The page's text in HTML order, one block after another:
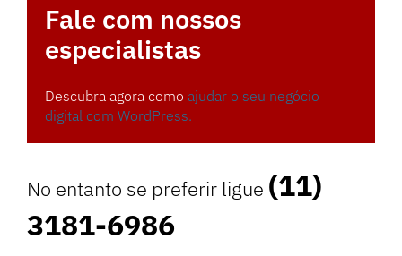
Fale com nossos
especialistas
Descubra agora como ajudar o seu negócio
digital com WordPress.
No entanto se preferir ligue (11)
3181-6986